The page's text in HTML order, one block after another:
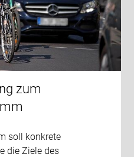
zum
soll konkrete
die Ziele des